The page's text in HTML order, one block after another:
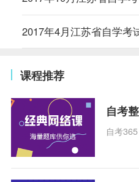
2017年4月江苏省自学考
课程推荐
自考
自考365